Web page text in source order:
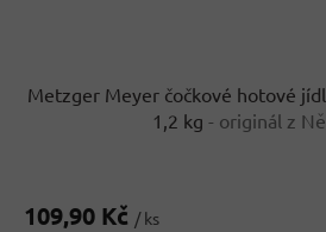
Metzger Meyer čočkové hotové
1,2 kg - originál z
109,90 Kč / ks